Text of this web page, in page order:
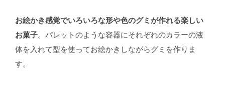
お絵かき感覚でいろいろな形や色のグミが作れる楽しい
お菓子。パレットのような容器にそれぞれのカラーの液
体を入れて型を使ってお絵かきしながらグミを作りま
す。